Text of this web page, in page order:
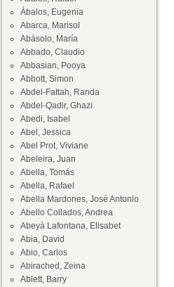
Ábalos, Eugenia
Abarca, Marisol
Abásolo, María
Abbado, Claudio
Abbasian, Pooya
Abbott, Simon
Abdel-Fattah, Randa
Abdel-Qadir, Ghazi
Abedi, Isabel
Abel, Jessica
Abel Prot, Viviane
Abeleira, Juan
Abella, Tomás
Abella, Rafael
Abella Mardones, José Antonio
Abello Collados, Andrea
Abeyà Lafontana, Elisabet
Abia, David
Abio, Carlos
Abirached, Zeina
Ablett, Barry